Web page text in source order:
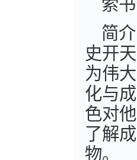
索
简
史开
为伟
化与
色对
了解
物。